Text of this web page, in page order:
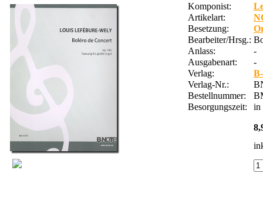
Komponist:
Artikelart:
Besetzung:
Bearbeiter/Hrsg.:
Anlass:
-
Ausgabenart:
-
Verlag:
Verlag-Nr.:
Bestellnummer:
Besorgungszeit:
in